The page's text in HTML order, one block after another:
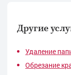
Другие
Удаление
Обрезание